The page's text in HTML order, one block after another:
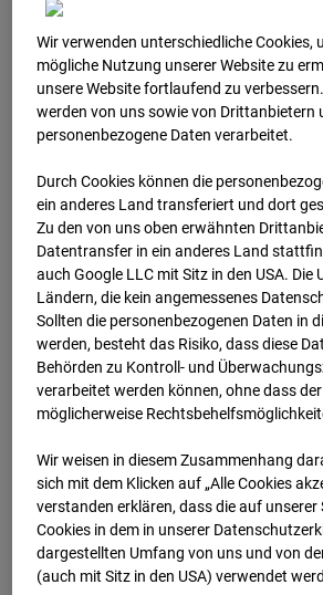
07.03.2025
08.03.2025
Wir verwenden unterschiedliche Cookies,
mögliche Nutzung unserer Website zu
unsere Website fortlaufend zu
werden von uns sowie von Drittanbietern
personenbezogene Daten verarbeitet.
Durch Cookies können die
ein anderes Land transferiert und dort
Zu den von uns oben erwähnten
Datentransfer in ein anderes Land
auch Google LLC mit Sitz in den USA. Die
Ländern, die kein angemessenes
Sollten die personenbezogenen Daten in
werden, besteht das Risiko, dass diese
Behörden zu Kontroll- und
verarbeitet werden können, ohne dass
möglicherweise
Wir weisen in diesem Zusammenhang
sich mit dem Klicken auf „Alle Cookies
ver­standen erklären, dass die auf unserer
Cookies in dem in unserer
dargestellten Umfang von uns und von
(auch mit Sitz in den USA) verwendet